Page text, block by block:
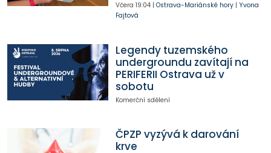
Včera 19:04| Ostrava-Mariánské hory| Yvona
Fajtová
Legendy tuzemského
undergroundu zavítají na
PERIFERII Ostrava už v
sobotu
Komerční sdělení
ČPZP vyzývá k darování
krve